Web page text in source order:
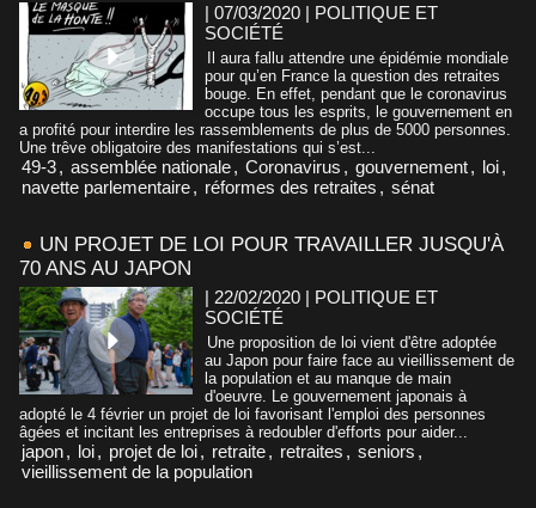
| 07/03/2020 | POLITIQUE ET
SOCIÉTÉ
Il aura fallu attendre une épidémie mondiale
pour qu’en France la question des retraites
bouge. En effet, pendant que le coronavirus
occupe tous les esprits, le gouvernement en
a profité pour interdire les rassemblements de plus de 5000 personnes.
Une trêve obligatoire des manifestations qui s’est...
49-3, assemblée nationale, Coronavirus , gouvernement, loi,
navette parlementaire, réformes des retraites , sénat
UN PROJET DE LOI POUR TRAVAILLER JUSQU'À
70 ANS AU JAPON
| 22/02/2020 | POLITIQUE ET
SOCIÉTÉ
Une proposition de loi vient d'être adoptée
au Japon pour faire face au vieillissement de
la population et au manque de main
d'oeuvre. Le gouvernement japonais à
adopté le 4 février un projet de loi favorisant l'emploi des personnes
âgées et incitant les entreprises à redoubler d'efforts pour aider...
japon, loi, projet de loi, retraite, retraites , seniors ,
vieillissement de la population